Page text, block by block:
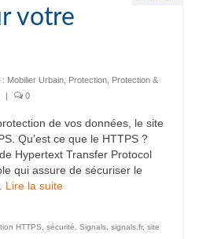
votre
: Mobilier Urbain Protection Protection &
| 0
de vos données, le site
Qu’est ce que le HTTPS ?
Hypertext Transfer Protocol
qui assure de sécuriser le
Lire la suite­­
HTTPS sécurité Signals signals.fr, site